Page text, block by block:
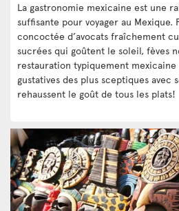
La gastronomie mexicaine est une
suffisante pour voyager au Mexique.
concoctée d’avocats fraîchement
sucrées qui goûtent le soleil, fèves
restauration typiquement
gustatives des plus sceptiques avec
rehaussent le goût de tous les plats!